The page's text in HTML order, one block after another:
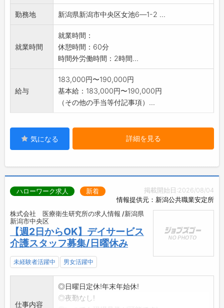
変更範囲:会社の定める業務
勤務地 新潟県新潟市中央区女池6―1-2 ...
就業時間
就業時間：
休憩時間：60分
時間外労働時間：2時間...
給与
183,000円〜190,000円
基本給：183,000円〜190,000円
（その他の手当等付記事項）...
気になる 詳細を見る
掲載開始日:2026/08/04
情報提供元：新潟公共職業安定所
ハローワーク求人 新着
株式会社 医療衛生研究所の求人情報 /新潟県
新潟市中央区
【週2日からOK】デイサービス
介護スタッフ募集/日曜休み
未経験者活躍中 男女活躍中
仕事内容
◎日曜日定休!年末年始休!
◎夜勤なし!